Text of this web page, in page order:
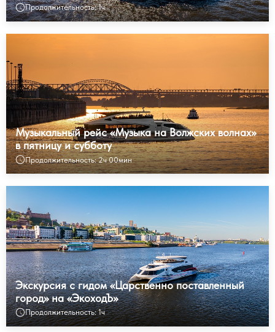
Продолжительность: 1ч
Музыкальный рейс «Музыка на Волжских волнах»
в пятницу и субботу
Продолжительность: 2ч 00мин
Экскурсия с гидом «Царственно поставленный
город» на «ЭкоходЪ»
Продолжительность: 1ч